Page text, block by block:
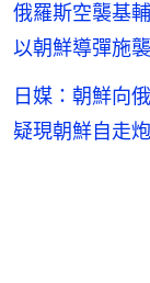
俄羅斯空襲基
以朝鮮導彈施襲
日媒：朝鮮向
疑現朝鮮自走炮